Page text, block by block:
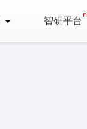
智研平台